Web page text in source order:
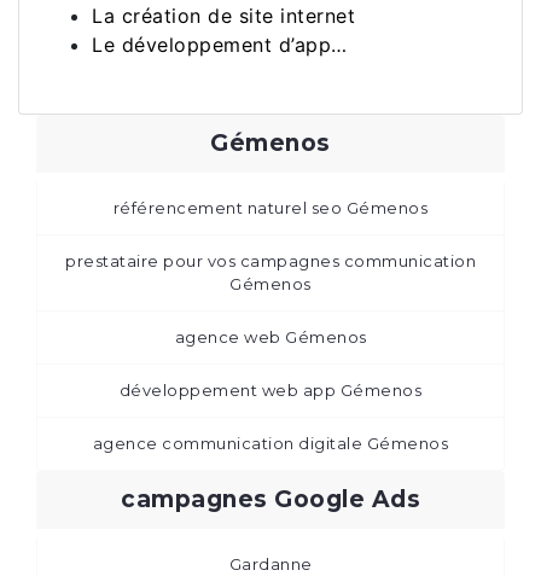
La création de site internet
Le développement d’app…
Gémenos
référencement naturel seo Gémenos
prestataire pour vos campagnes communication
Gémenos
agence web Gémenos
développement web app Gémenos
agence communication digitale Gémenos
campagnes Google Ads
Gardanne